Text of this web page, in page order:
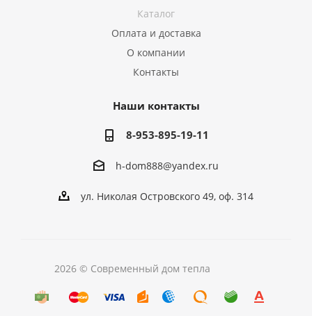
Каталог
Оплата и доставка
О компании
Контакты
Наши контакты
8-953-895-19-11
h-dom888@yandex.ru
ул. Николая Островского 49, оф. 314
2026 © Современный дом тепла